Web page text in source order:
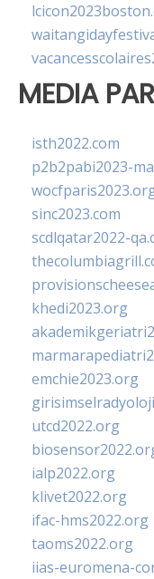
MEDIA
isth2022.com
p2b2pabi2023-
sinc2023.com
scdlqatar2022-
khedi2023.org
emchie2023.org
utcd2022.org
ialp2022.org
klivet2022.org
ifac-hms2022.org
taoms2022.org
iias-euromena-